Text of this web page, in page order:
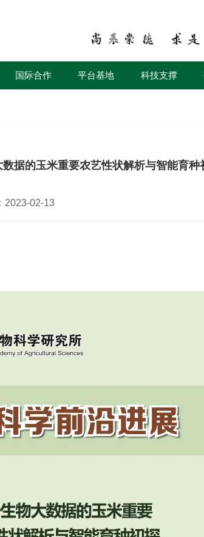
国际合作 平台基地 科技支撑
据的玉米重要农艺性状解析与智能育种
2023-02-13